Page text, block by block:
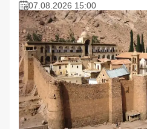
07.08.2026 15:00